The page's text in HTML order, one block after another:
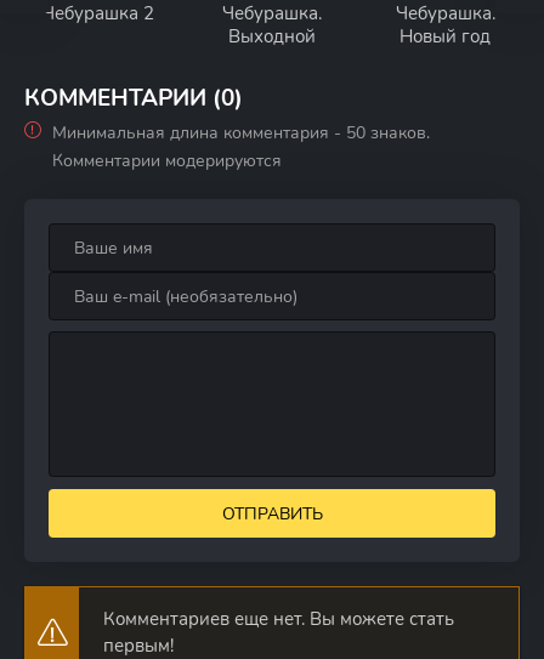
Чебурашка 2
Чебурашка.
Выходной
Чебурашка.
Новый год
КОММЕНТАРИИ (0)
Минимальная длина комментария - 50 знаков.
Комментарии модерируются
ОТПРАВИТЬ
Комментариев еще нет. Вы можете стать
первым!